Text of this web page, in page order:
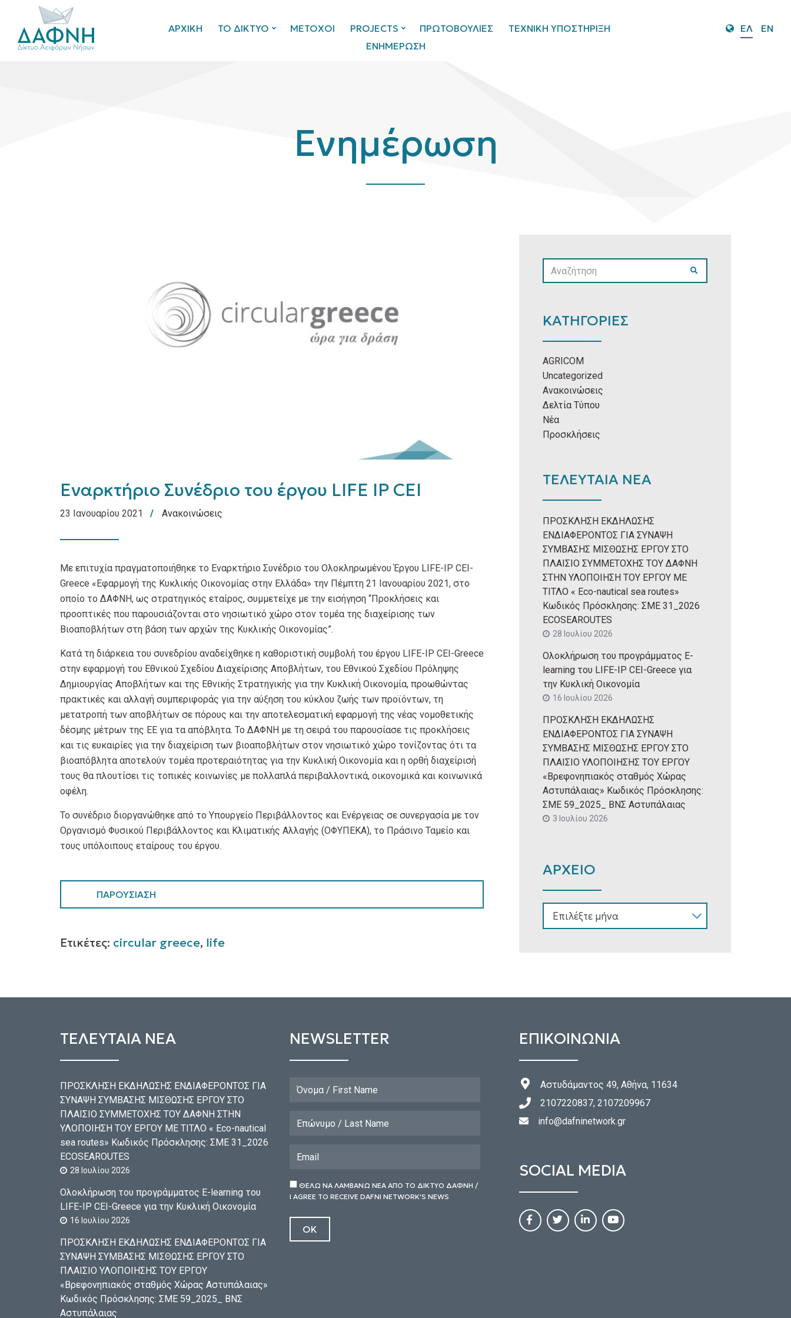
ΑΡΧΙΚΗ ΤΟ ΔΙΚΤΥΟ ΜΕΤΟΧΟΙ PROJECTS ΠΡΩΤΟΒΟΥΛΙΕΣ
ΤΕΧΝΙΚΗ ΥΠΟΣΤΗΡΙΞΗ
ΕΝΗΜΕΡΩΣΗ
ΕΛ EN
Ενημέρωση
Εναρκτήριο Συνέδριο του έργου LIFE IP CEI
23 Ιανουαρίου 2021 Ανακοινώσεις
Με επιτυχία πραγματοποιήθηκε το Εναρκτήριο Συνέδριο του Ολοκληρωμένου Έργου LIFE-IP CEI-
Greece «Εφαρμογή της Κυκλικής Οικονομίας στην Ελλάδα» την Πέμπτη 21 Ιανουαρίου 2021, στο
οποίο το ΔΑΦΝΗ, ως στρατηγικός εταίρος, συμμετείχε με την εισήγηση “Προκλήσεις και
προοπτικές που παρουσιάζονται στο νησιωτικό χώρο στον τομέα της διαχείρισης των
Βιοαποβλήτων στη βάση των αρχών της Κυκλικής Οικονομίας”.
Κατά τη διάρκεια του συνεδρίου αναδείχθηκε η καθοριστική συμβολή του έργου LIFE-IP CEI-Greece
στην εφαρμογή του Εθνικού Σχεδίου Διαχείρισης Αποβλήτων, του Εθνικού Σχεδίου Πρόληψης
Δημιουργίας Αποβλήτων και της Εθνικής Στρατηγικής για την Κυκλική Οικονομία, προωθώντας
πρακτικές και αλλαγή συμπεριφοράς για την αύξηση του κύκλου ζωής των προϊόντων, τη
μετατροπή των αποβλήτων σε πόρους και την αποτελεσματική εφαρμογή της νέας νομοθετικής
δέσμης μέτρων της ΕΕ για τα απόβλητα. Το ΔΑΦΝΗ με τη σειρά του παρουσίασε τις προκλήσεις
και τις ευκαιρίες για την διαχείριση των βιοαποβλήτων στον νησιωτικό χώρο τονίζοντας ότι τα
βιοαπόβλητα αποτελούν τομέα προτεραιότητας για την Κυκλική Οικονομία και η ορθή διαχείρισή
τους θα πλουτίσει τις τοπικές κοινωνίες με πολλαπλά περιβαλλοντικά, οικονομικά και κοινωνικά
οφέλη.
Το συνέδριο διοργανώθηκε από το Υπουργείο Περιβάλλοντος και Ενέργειας σε συνεργασία με τον
Οργανισμό Φυσικού Περιβάλλοντος και Κλιματικής Αλλαγής (ΟΦΥΠΕΚΑ), το Πράσινο Ταμείο και
τους υπόλοιπους εταίρους του έργου.
ΠΑΡΟΥΣΙΑΣΗ
Ετικέτες: circular greece, life
SEARCH
FOR:
SEARCH
ΚΑΤΗΓΟΡΙΕΣ
AGRICOM
Uncategorized
Ανακοινώσεις
Δελτία Τύπου
Νέα
Προσκλήσεις
ΤΕΛΕΥΤΑΙΑ ΝΕΑ
ΠΡΟΣΚΛΗΣΗ ΕΚΔΗΛΩΣΗΣ
ΕΝΔΙΑΦΕΡΟΝΤΟΣ ΓΙΑ ΣΥΝΑΨΗ
ΣΥΜΒΑΣΗΣ ΜΙΣΘΩΣΗΣ ΕΡΓΟΥ ΣΤΟ
ΠΛΑΙΣΙΟ ΣΥΜΜΕΤΟΧΗΣ ΤΟΥ ΔΑΦΝΗ
ΣΤΗΝ ΥΛΟΠΟΙΗΣΗ ΤΟΥ ΕΡΓΟΥ ΜΕ
ΤΙΤΛΟ « Eco-nautical sea routes»
Κωδικός Πρόσκλησης: ΣΜΕ 31_2026
ECOSEAROUTES
28 Ιουλίου 2026
Ολοκλήρωση του προγράμματος E-
learning του LIFE-IP CEI-Greece για
την Κυκλική Οικονομία
16 Ιουλίου 2026
ΠΡΟΣΚΛΗΣΗ ΕΚΔΗΛΩΣΗΣ
ΕΝΔΙΑΦΕΡΟΝΤΟΣ ΓΙΑ ΣΥΝΑΨΗ
ΣΥΜΒΑΣΗΣ ΜΙΣΘΩΣΗΣ ΕΡΓΟΥ ΣΤΟ
ΠΛΑΙΣΙΟ ΥΛΟΠΟΙΗΣΗΣ ΤΟΥ ΕΡΓΟΥ
«Βρεφονηπιακός σταθμός Χώρας
Αστυπάλαιας» Κωδικός Πρόσκλησης:
ΣΜΕ 59_2025_ ΒΝΣ Αστυπάλαιας
3 Ιουλίου 2026
ΑΡΧΕΙΟ
ΤΕΛΕΥΤΑΙΑ ΝΕΑ
ΠΡΟΣΚΛΗΣΗ ΕΚΔΗΛΩΣΗΣ ΕΝΔΙΑΦΕΡΟΝΤΟΣ ΓΙΑ
ΣΥΝΑΨΗ ΣΥΜΒΑΣΗΣ ΜΙΣΘΩΣΗΣ ΕΡΓΟΥ ΣΤΟ
ΠΛΑΙΣΙΟ ΣΥΜΜΕΤΟΧΗΣ ΤΟΥ ΔΑΦΝΗ ΣΤΗΝ
ΥΛΟΠΟΙΗΣΗ ΤΟΥ ΕΡΓΟΥ ΜΕ ΤΙΤΛΟ « Eco-nautical
sea routes» Κωδικός Πρόσκλησης: ΣΜΕ 31_2026
ECOSEAROUTES
28 Ιουλίου 2026
Ολοκλήρωση του προγράμματος E-learning του
LIFE-IP CEI-Greece για την Κυκλική Οικονομία
16 Ιουλίου 2026
ΠΡΟΣΚΛΗΣΗ ΕΚΔΗΛΩΣΗΣ ΕΝΔΙΑΦΕΡΟΝΤΟΣ ΓΙΑ
ΣΥΝΑΨΗ ΣΥΜΒΑΣΗΣ ΜΙΣΘΩΣΗΣ ΕΡΓΟΥ ΣΤΟ
ΠΛΑΙΣΙΟ ΥΛΟΠΟΙΗΣΗΣ ΤΟΥ ΕΡΓΟΥ
«Βρεφονηπιακός σταθμός Χώρας Αστυπάλαιας»
Κωδικός Πρόσκλησης: ΣΜΕ 59_2025_ ΒΝΣ
Αστυπάλαιας
NEWSLETTER
ΘΕΛΩ ΝΑ ΛΑΜΒΑΝΩ ΝΕΑ ΑΠΟ ΤΟ ΔΙΚΤΥΟ ΔΑΦΝΗ /
I AGREE TO RECEIVE DAFNI NETWORK'S NEWS
ΕΠΙΚΟΙΝΩΝΙΑ
Αστυδάμαντος 49, Αθήνα, 11634
2107220837, 2107209967
info@dafninetwork.gr
SOCIAL MEDIA